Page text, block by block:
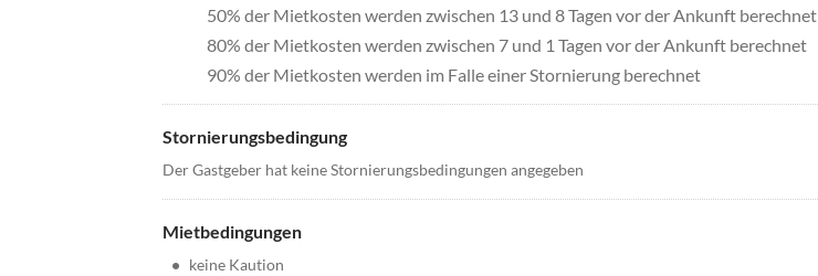
50% der Mietkosten werden zwischen 13 und 8 Tagen vor der Ankunft berechnet
80% der Mietkosten werden zwischen 7 und 1 Tagen vor der Ankunft berechnet
90% der Mietkosten werden im Falle einer Stornierung berechnet
Stornierungsbedingung
Der Gastgeber hat keine Stornierungsbedingungen angegeben
Mietbedingungen
• keine Kaution